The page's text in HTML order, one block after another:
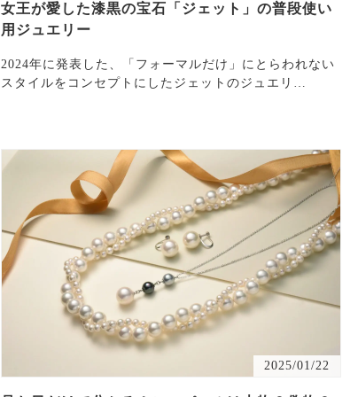
女王が愛した漆黒の宝石「ジェット」の普段使い
用ジュエリー
2024年に発表した、「フォーマルだけ」にとらわれない
スタイルをコンセプトにしたジェットのジュエリ
2025/01/22